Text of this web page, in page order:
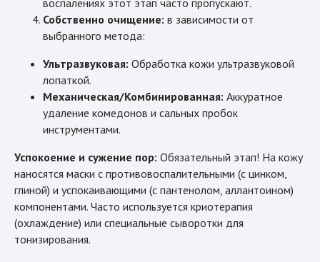
Собственно очищение: в зависимости от
выбранного метода:
Ультразвуковая: Обработка кожи ультразвуковой
лопаткой.
Механическая/Комбинированная: Аккуратное
удаление комедонов и сальных пробок
инструментами.
Успокоение и сужение пор: Обязательный этап! На кожу
наносятся маски с противовоспалительными (с цинком,
глиной) и успокаивающими (с пантенолом, аллантоином)
компонентами. Часто используется криотерапия
(охлаждение) или специальные сыворотки для
тонизирования.